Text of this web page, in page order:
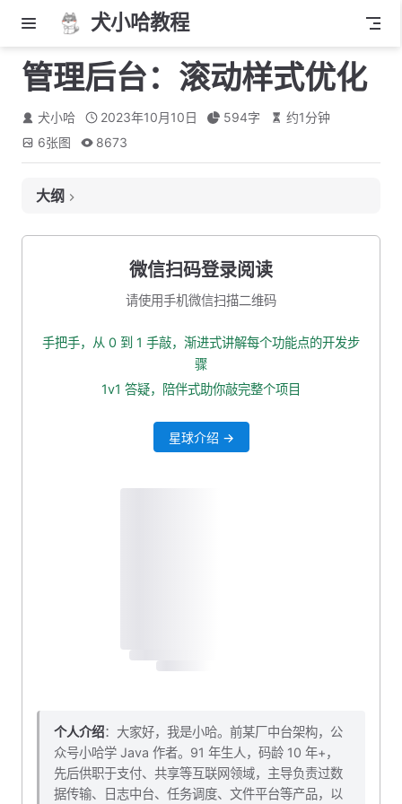
犬小哈教程
管理后台：滚动样式优化
犬小哈 2023年10月10日 594字 约1分钟
6张图 8673
大纲
3. 左侧菜单栏无法拖动问题
5. 结语
微信扫码登录阅读
请使用手机微信扫描二维码
手把手，从 0 到 1 手敲，渐进式讲解每个功能点的开发步
骤
1v1 答疑，陪伴式助你敲完整个项目
星球介绍 →
个人介绍：大家好，我是小哈。前某厂中台架构，公
众号小哈学 Java 作者。91 年生人，码龄 10 年+，
先后供职于支付、共享等互联网领域，主导负责过数
据传输、日志中台、任务调度、文件平台等产品，以